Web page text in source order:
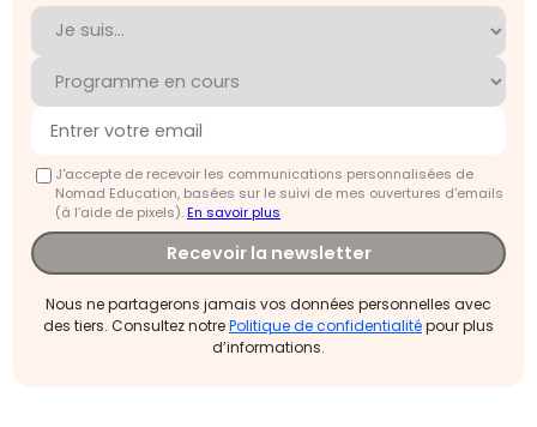
J'accepte de recevoir les communications personnalisées de
Nomad Education, basées sur le suivi de mes ouvertures d'emails
(à l’aide de pixels).En savoir plus
Recevoir la newsletter
Nous ne partagerons jamais vos données personnelles avec
des tiers. Consultez notrePolitique de confidentialitépour plus
d’informations.